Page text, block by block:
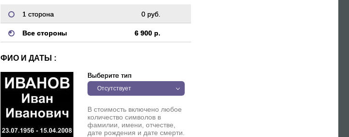
1 сторона 0 руб.
Все стороны 6 900 р.
ФИО И ДАТЫ :
Выберите тип
Отсутствует
В стоимость включено любое
количество символов в
фамилии, имени, отчестве,
дате рождения и дате смерти.